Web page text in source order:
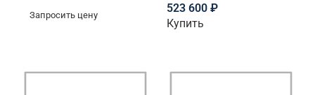
Запросить цену
523 600 ₽
Купить